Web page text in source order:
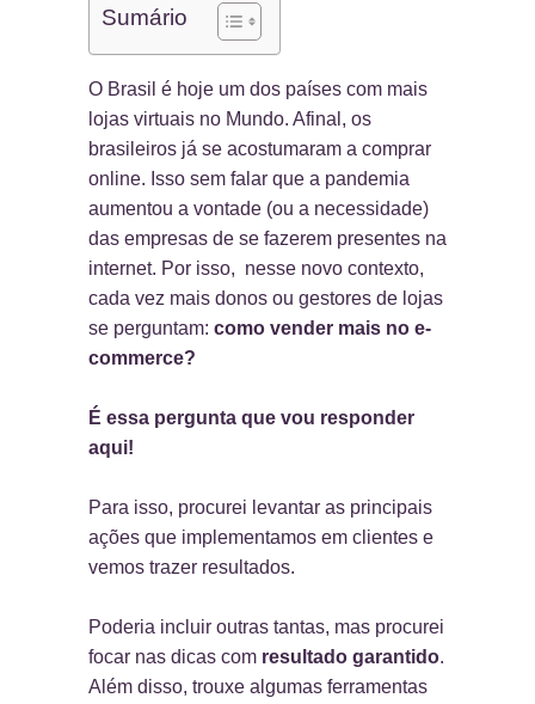
Sumário
O Brasil é hoje um dos países com mais
lojas virtuais no Mundo. Afinal, os
brasileiros já se acostumaram a comprar
online. Isso sem falar que a pandemia
aumentou a vontade (ou a necessidade)
das empresas de se fazerem presentes na
internet. Por isso, nesse novo contexto,
cada vez mais donos ou gestores de lojas
se perguntam: como vender mais no e-
commerce?
É essa pergunta que vou responder
aqui!
Para isso, procurei levantar as principais
ações que implementamos em clientes e
vemos trazer resultados.
Poderia incluir outras tantas, mas procurei
focar nas dicas com resultado garantido.
Além disso, trouxe algumas ferramentas